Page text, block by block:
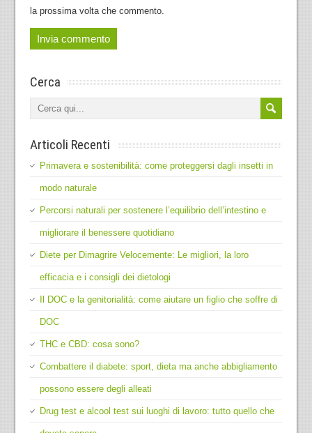
la prossima volta che commento.
Cerca
Articoli Recenti
Primavera e sostenibilità: come proteggersi dagli insetti in
modo naturale
Percorsi naturali per sostenere l’equilibrio dell’intestino e
migliorare il benessere quotidiano
Diete per Dimagrire Velocemente: Le migliori, la loro
efficacia e i consigli dei dietologi
Il DOC e la genitorialità: come aiutare un figlio che soffre di
DOC
THC e CBD: cosa sono?
Combattere il diabete: sport, dieta ma anche abbigliamento
possono essere degli alleati
Drug test e alcool test sui luoghi di lavoro: tutto quello che